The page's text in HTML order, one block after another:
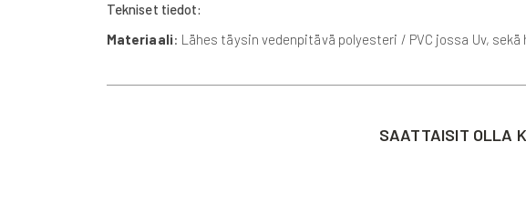
Tekniset tiedot:
Materiaali: Lähes täysin vedenpitävä polyesteri / PVC jossa Uv,
SAATTAISIT OLLA